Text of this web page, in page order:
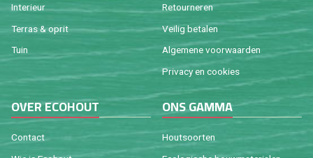
In­te­ri­eur
Ter­ras & oprit
Tuin
Re­tour­ne­ren
Vei­lig be­ta­len
Al­ge­me­ne voor­waar­den
Pri­va­cy en coo­kies
OVER ECO­HOUT
Con­tact
ONS GAMMA
Hout­soor­ten